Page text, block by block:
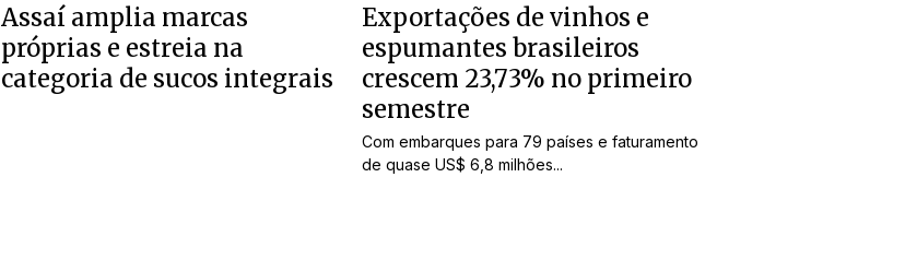
Assaí amplia marcas
próprias e estreia na
categoria de sucos integrais
Exportações de vinhos e
espumantes brasileiros
crescem 23,73% no primeiro
semestre
Com embarques para 79 países e faturamento
de quase US$ 6,8 milhões...